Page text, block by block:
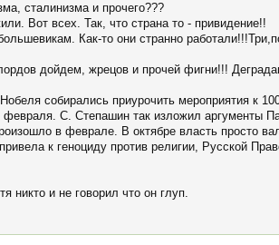
сталинизма и прочего???
Вот всех. Так, что страна то - привидение!!
Как-то они странно
дойдем, жрецов и прочей фигни!!!
собирались приурочить мероприятия к
С. Степашин так изложил аргументы
в феврале. В октябре власть просто
к геноциду против религии, Русской
никто и не говорил что он глуп.